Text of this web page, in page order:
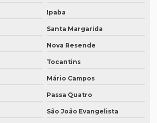
corporativos
Ipaba
Santa Margarida
Nova Resende
Tocantins
Mário Campos
Passa Quatro
São João Evangelista